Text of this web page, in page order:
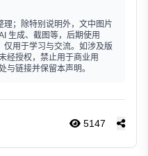
；除特别说明外，文中图片
生成、截图等，后期使用
仅用于学习与交流。如涉及版
经授权，禁止用于商业用
与链接并保留本声明。
5147